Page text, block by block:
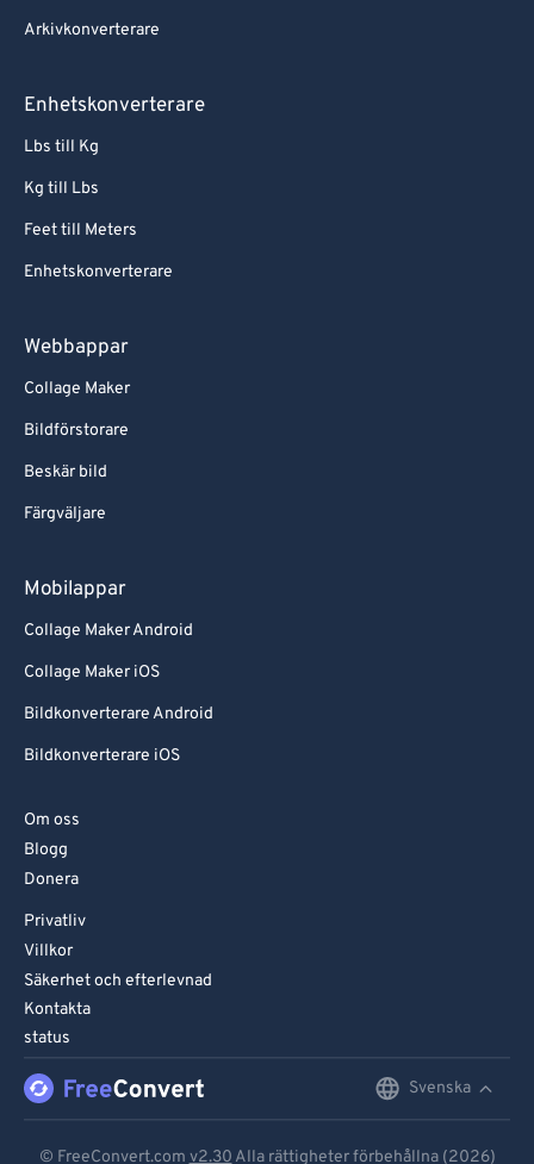
Arkivkonverterare
Enhetskonverterare
Lbs till Kg
Kg till Lbs
Feet till Meters
Enhetskonverterare
Webbappar
Collage Maker
Bildförstorare
Beskär bild
Färgväljare
Mobilappar
Collage Maker Android
Collage Maker iOS
Bildkonverterare Android
Bildkonverterare iOS
Om oss
Blogg
Donera
Privatliv
Villkor
Säkerhet och efterlevnad
Kontakta
status
Svenska
© FreeConvert.com v2.30 Alla rättigheter förbehållna (2026)